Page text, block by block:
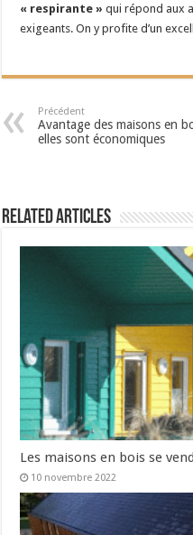
« respirante » qui répond aux
exigeants. On y profite d’un
Précédent
Avantage des maisons en
elles sont économiques
Related Articles
Les maisons en bois se
10 novembre 2022